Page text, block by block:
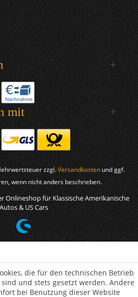
mit
zzgl.Versandkosten und ggf.
wenn nicht anders beschrieben.
Onlineshop für Klassische Amerikanische
& US Cars
die für den technischen Betrieb
und stets gesetzt werden. Andere
bei Benutzung dieser Website